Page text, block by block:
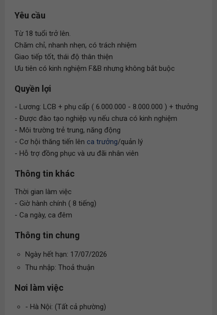
Yêu cầu
Từ 18 tuổi trở lên.
Chăm chỉ, nhanh nhẹn, có trách nhiệm
Giao tiếp tốt, thái độ thân thiện
Ưu tiên có kinh nghiệm F&B nhưng không bắt buộc
Quyền lợi
- Lương: LCB + phụ cấp ( 6.000.000 - 8.000.000 ) + thưởng
- Được đào tạo nghiệp vụ nếu chưa có kinh nghiệm
- Môi trường trẻ trung, năng động
- Cơ hội thăng tiến lên ca trưởng/quản lý
- Hỗ trợ đồng phục và ưu đãi nhân viên
Thông tin khác
Thời gian làm việc
- Giờ hành chính ( 8 tiếng)
- Ca ngày, ca đêm
Thông tin chung
Ngày hết hạn: 17/07/2026
Thu nhập: Thoả thuận
Nơi làm việc
- Hà Nội: (Tất cả phường)